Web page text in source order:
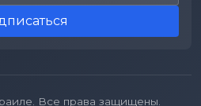
Все права защищены.